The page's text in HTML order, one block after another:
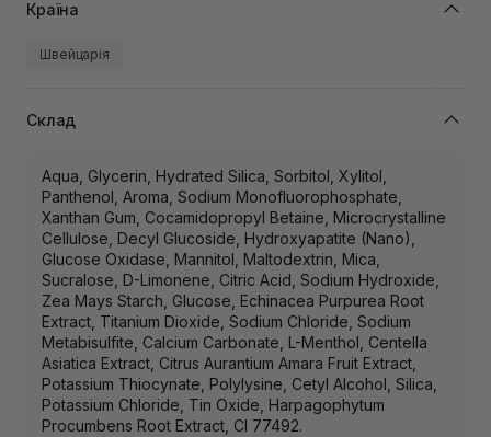
Країна
Швейцарія
Склад
Aqua, Glycerin, Hydrated Silica, Sorbitol, Xylitol,
Panthenol, Aroma, Sodium Monofluorophosphate,
Xanthan Gum, Cocamidopropyl Betaine, Microcrystalline
Cellulose, Decyl Glucoside, Hydroxyapatite (Nano),
Glucose Oxidase, Mannitol, Maltodextrin, Mica,
Sucralose, D-Limonene, Citric Acid, Sodium Hydroxide,
Zea Mays Starch, Glucose, Echinacea Purpurea Root
Extract, Titanium Dioxide, Sodium Chloride, Sodium
Metabisulfite, Calcium Carbonate, L-Menthol, Centella
Asiatica Extract, Citrus Aurantium Amara Fruit Extract,
Potassium Thiocynate, Polylysine, Cetyl Alcohol, Silica,
Potassium Chloride, Tin Oxide, Harpagophytum
Procumbens Root Extract, CI 77492.